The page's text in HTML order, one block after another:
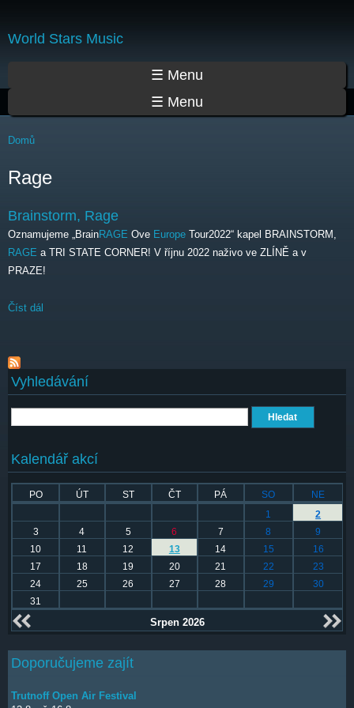
World Stars Music
☰ Menu
☰ Menu
Jste zde
Domů
Rage
Brainstorm, Rage
Oznamujeme „BrainRAGE Ove Europe Tour2022“ kapel BRAINSTORM,
RAGE a TRI STATE CORNER! V říjnu 2022 naživo ve ZLÍNĚ a v
PRAZE!
Číst dál
Vyhledávání
Kalendář akcí
PO ÚT ST ČT PÁ SO
NE
1
2
3
4 5 6 7 8
9
10
11 12 13 14 15
16
17
18 19 20 21 22
23
24
25 26 27 28 29
30
31
Srpen 2026
Doporučujeme zajít
Trutnoff Open Air Festival